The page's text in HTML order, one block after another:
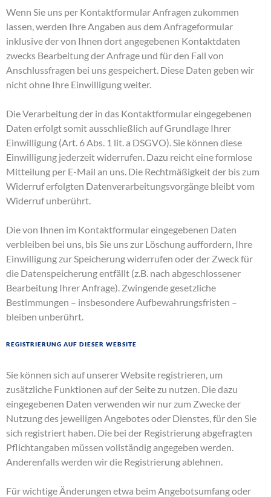
Wenn Sie uns per Kontaktformular Anfragen zukommen
lassen, werden Ihre Angaben aus dem Anfrageformular
inklusive der von Ihnen dort angegebenen Kontaktdaten
zwecks Bearbeitung der Anfrage und für den Fall von
Anschlussfragen bei uns gespeichert. Diese Daten geben wir
nicht ohne Ihre Einwilligung weiter.
Die Verarbeitung der in das Kontaktformular eingegebenen
Daten erfolgt somit ausschließlich auf Grundlage Ihrer
Einwilligung (Art. 6 Abs. 1 lit. a DSGVO). Sie können diese
Einwilligung jederzeit widerrufen. Dazu reicht eine formlose
Mitteilung per E-Mail an uns. Die Rechtmäßigkeit der bis zum
Widerruf erfolgten Datenverarbeitungsvorgänge bleibt vom
Widerruf unberührt.
Die von Ihnen im Kontaktformular eingegebenen Daten
verbleiben bei uns, bis Sie uns zur Löschung auffordern, Ihre
Einwilligung zur Speicherung widerrufen oder der Zweck für
die Datenspeicherung entfällt (z.B. nach abgeschlossener
Bearbeitung Ihrer Anfrage). Zwingende gesetzliche
Bestimmungen – insbesondere Aufbewahrungsfristen –
bleiben unberührt.
Registrierung auf dieser Website
Sie können sich auf unserer Website registrieren, um
zusätzliche Funktionen auf der Seite zu nutzen. Die dazu
eingegebenen Daten verwenden wir nur zum Zwecke der
Nutzung des jeweiligen Angebotes oder Dienstes, für den Sie
sich registriert haben. Die bei der Registrierung abgefragten
Pflichtangaben müssen vollständig angegeben werden.
Anderenfalls werden wir die Registrierung ablehnen.
Für wichtige Änderungen etwa beim Angebotsumfang oder